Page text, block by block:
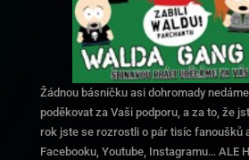
Žádnou básničku asi dohromady
poděkovat za Vaši podporu, a za to, že
rok jste se rozrostli o pár tisíc fanoušků
Facebooku, Youtube, Instagramu… ALE